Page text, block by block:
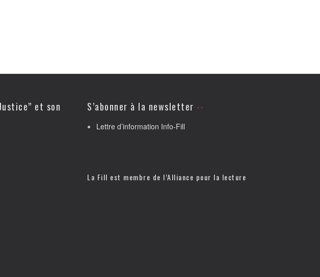
et son
S’abonner à la newsletter
Lettre d’information Info-Fill
La Fill est membre de l’Alliance pour la lecture